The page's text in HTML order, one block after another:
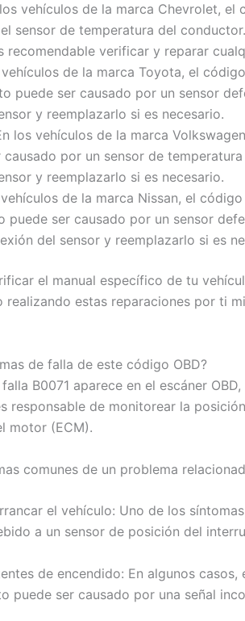
vehículos de la marca Chevrolet,
sensor de temperatura del
recomendable verificar y reparar
de la marca Toyota, el
puede ser causado por un sensor
y reemplazarlo si es necesario.
los vehículos de la marca
causado por un sensor de
y reemplazarlo si es necesario.
de la marca Nissan, el
puede ser causado por un sensor
del sensor y reemplazarlo si es
el manual específico de tu
realizando estas reparaciones por ti
de falla de este código OBD?
B0071 aparece en el escáner
responsable de monitorear la
motor (ECM).
comunes de un problema
el vehículo: Uno de los
a un sensor de posición del
de encendido: En algunos
puede ser causado por una señal